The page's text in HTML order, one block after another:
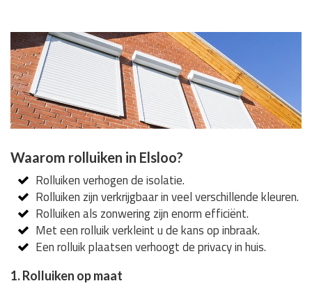
Waarom rolluiken in Elsloo?
Rolluiken verhogen de isolatie.
Rolluiken zijn verkrijgbaar in veel verschillende kleuren.
Rolluiken als zonwering zijn enorm efficiënt.
Met een rolluik verkleint u de kans op inbraak.
Een rolluik plaatsen verhoogt de privacy in huis.
1. Rolluiken op maat